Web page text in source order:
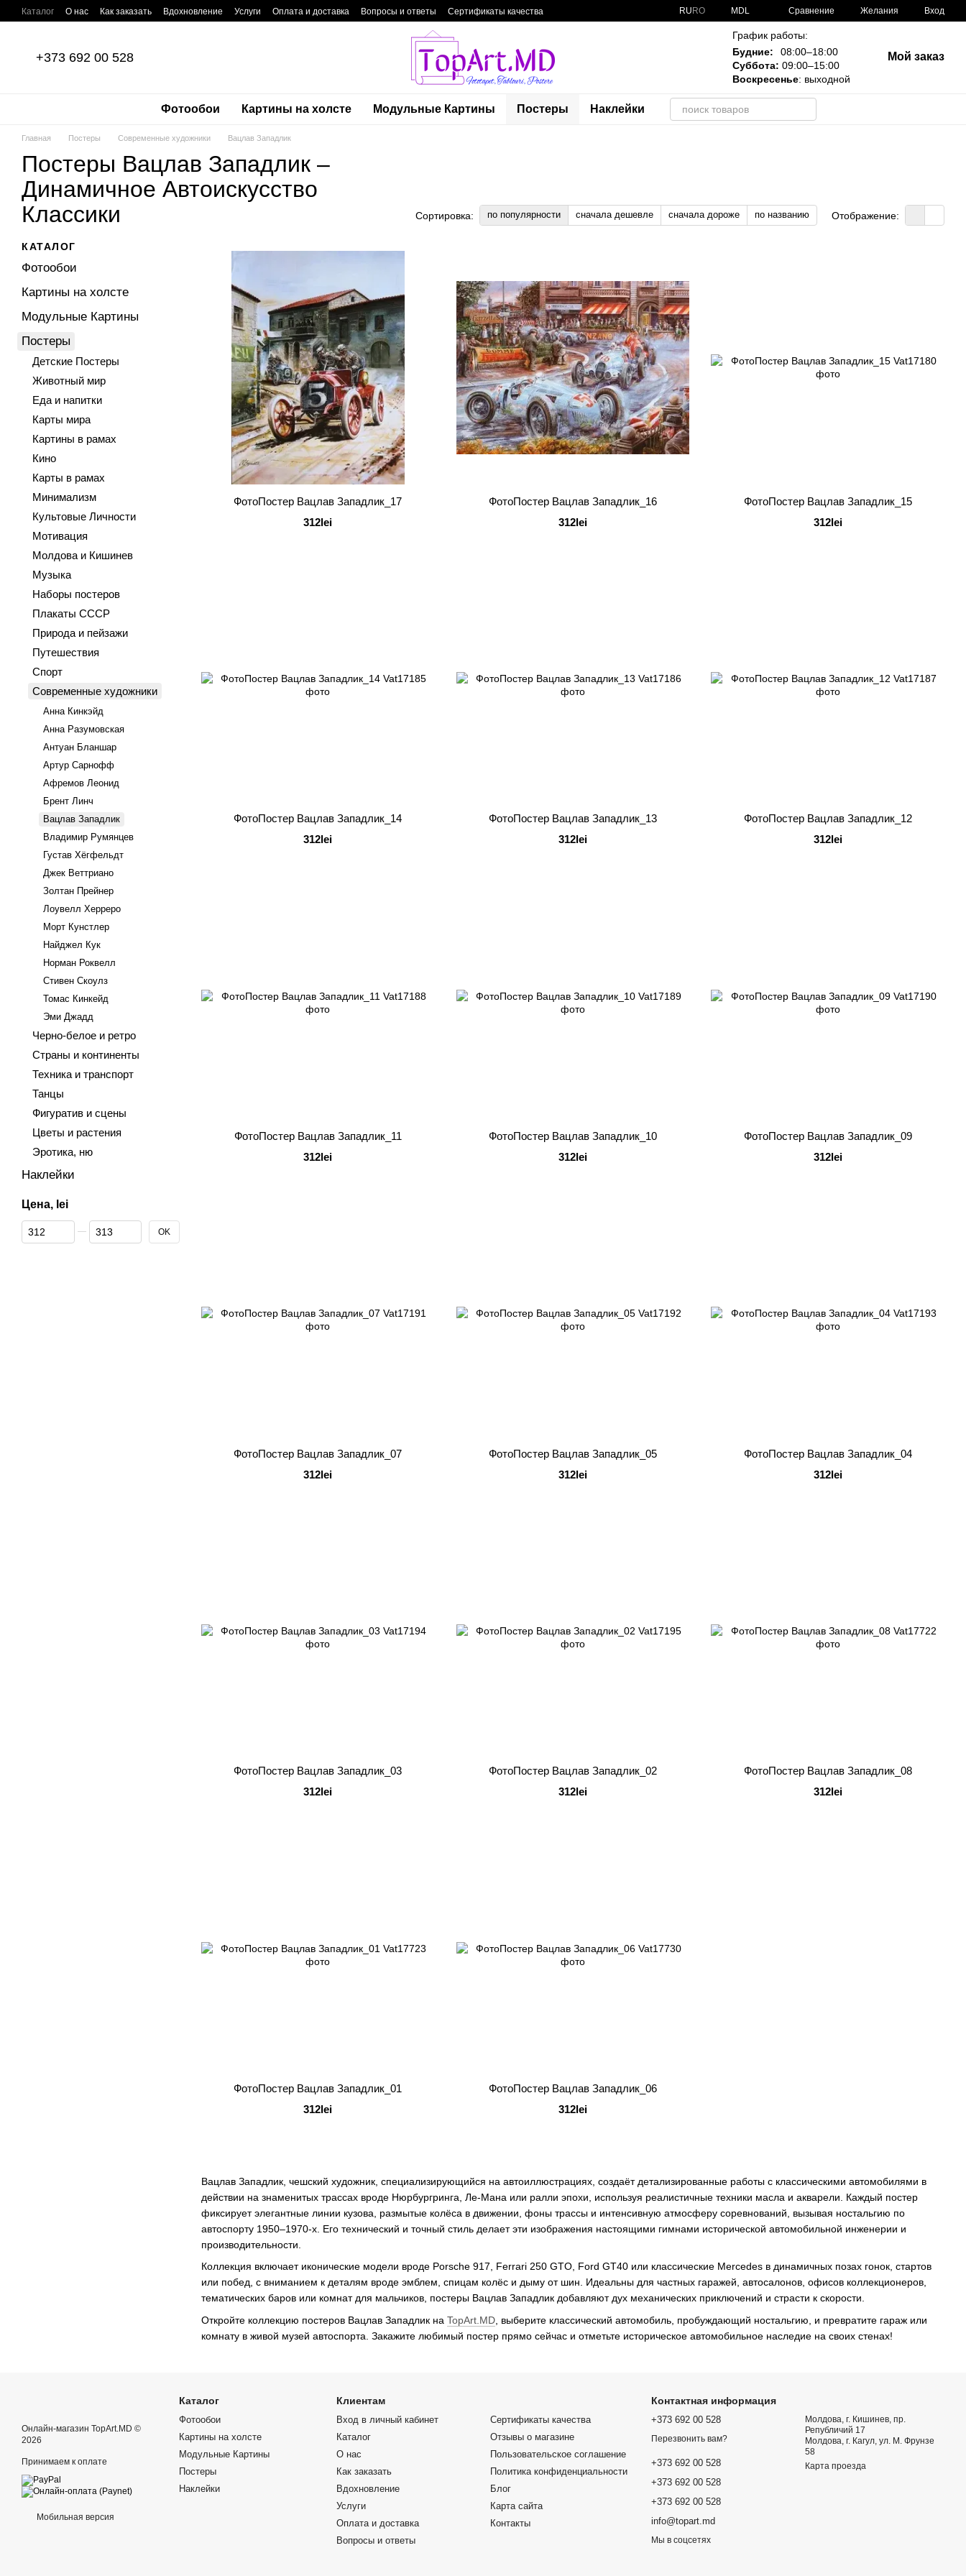
Перейти к основному контенту
Каталог О нас Как заказать Вдохновление Услуги Оплата и доставка Вопросы и ответы
Сертификаты качества
RU RO MDL Сравнение Желания Вход
+373 692 00 528
График работы:
Будние:
08:00–18:00
Суббота: 09:00–15:00
Воскресенье: выходной
Мой заказ
Фотообои Картины на холсте Модульные Картины Постеры Наклейки
Главная Постеры Современные художники Вацлав Западлик
Постеры Вацлав Западлик –
Динамичное Автоискусство
Классики
Сортировка: по популярности сначала дешевле сначала дороже по названию Отображение:
Вацлав Западлик, чешский художник, специализирующийся на автоиллюстрациях, создаёт детализированные работы с классическими автомобилями в
действии на знаменитых трассах вроде Нюрбургринга, Ле-Мана или ралли эпохи, используя реалистичные техники масла и акварели. Каждый постер
фиксирует элегантные линии кузова, размытые колёса в движении, фоны трассы и интенсивную атмосферу соревнований, вызывая ностальгию по
автоспорту 1950–1970-х. Его технический и точный стиль делает эти изображения настоящими гимнами исторической автомобильной инженерии и
производительности.
Коллекция включает иконические модели вроде Porsche 917, Ferrari 250 GTO, Ford GT40 или классические Mercedes в динамичных позах гонок, стартов
или побед, с вниманием к деталям вроде эмблем, спицам колёс и дыму от шин. Идеальны для частных гаражей, автосалонов, офисов коллекционеров,
тематических баров или комнат для мальчиков, постеры Вацлав Западлик добавляют дух механических приключений и страсти к скорости.
Откройте коллекцию постеров Вацлав Западлик на TopArt.MD , выберите классический автомобиль, пробуждающий ностальгию, и превратите гараж или
комнату в живой музей автоспорта. Закажите любимый постер прямо сейчас и отметьте историческое автомобильное наследие на своих стенах!
ФотоПостер Вацлав Западлик_17
312lei
ФотоПостер Вацлав Западлик_16
312lei
ФотоПостер Вацлав Западлик_15
312lei
ФотоПостер Вацлав Западлик_14
312lei
ФотоПостер Вацлав Западлик_13
312lei
ФотоПостер Вацлав Западлик_12
312lei
ФотоПостер Вацлав Западлик_11
312lei
ФотоПостер Вацлав Западлик_10
312lei
ФотоПостер Вацлав Западлик_09
312lei
ФотоПостер Вацлав Западлик_07
312lei
ФотоПостер Вацлав Западлик_05
312lei
ФотоПостер Вацлав Западлик_04
312lei
ФотоПостер Вацлав Западлик_03
312lei
ФотоПостер Вацлав Западлик_02
312lei
ФотоПостер Вацлав Западлик_08
312lei
ФотоПостер Вацлав Западлик_01
312lei
ФотоПостер Вацлав Западлик_06
312lei
КАТАЛОГ
Фотообои
Картины на холсте
Модульные Картины
Постеры
Детские Постеры
Животный мир
Еда и напитки
Карты мира
Картины в рамах
Кино
Карты в рамах
Минимализм
Культовые Личности
Мотивация
Молдова и Кишинев
Музыка
Наборы постеров
Плакаты СССР
Природа и пейзажи
Путешествия
Спорт
Современные художники
Анна Кинкэйд
Анна Разумовская
Антуан Бланшар
Артур Сарнофф
Афремов Леонид
Брент Линч
Вацлав Западлик
Владимир Румянцев
Густав Хёгфельдт
Джек Веттриано
Золтан Прейнер
Лоувелл Херреро
Морт Кунстлер
Найджел Кук
Норман Роквелл
Стивен Скоулз
Томас Кинкейд
Эми Джадд
Черно-белое и ретро
Страны и континенты
Техника и транспорт
Танцы
Фигуратив и сцены
Цветы и растения
Эротика, ню
Наклейки
Цена, lei
От Цена, lei
До Цена, lei OK
Онлайн-магазин TopArt.MD ©
2026
Принимаем к оплате
Мобильная версия
Каталог
Фотообои
Картины на холсте
Модульные Картины
Постеры
Наклейки
Клиентам
Вход в личный кабинет
Каталог
О нас
Как заказать
Вдохновление
Услуги
Оплата и доставка
Вопросы и ответы
Сертификаты качества
Отзывы о магазине
Пользовательское соглашение
Политика конфиденциальности
Блог
Карта сайта
Контакты
Контактная информация
+373 692 00 528
Перезвонить вам?
+373 692 00 528
+373 692 00 528
+373 692 00 528
info@topart.md
Молдова, г. Кишинев, пр.
Републичий 17
Молдова, г. Кагул, ул. М. Фрунзе
58
Карта проезда
Мы в соцсетях